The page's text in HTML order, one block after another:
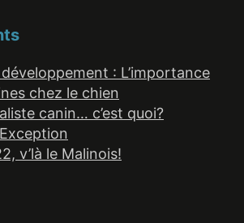
: L’importance
chez le chien
canin… c’est quoi?
v’là le Malinois!